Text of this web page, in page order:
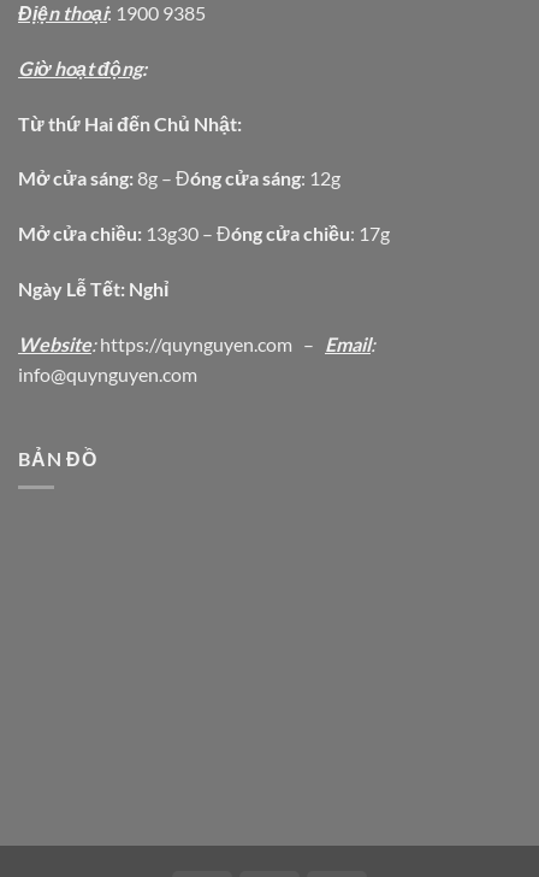
Địện thoại: 1900 9385
Giờ hoạt động:
Từ thứ Hai đến Chủ Nhật:
Mở cửa sáng: 8g – Đóng cửa sáng: 12g
Mở cửa chiều: 13g30 – Đóng cửa chiều: 17g
Ngày Lễ Tết: Nghỉ
Website:https://quynguyen.com – Email:
info@quynguyen.com
BẢN ĐỒ